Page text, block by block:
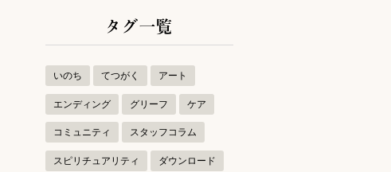
タグ一覧
いのち てつがく アート
エンディング グリーフ ケア
コミュニティ スタッフコラム
スピリチュアリティ ダウンロード